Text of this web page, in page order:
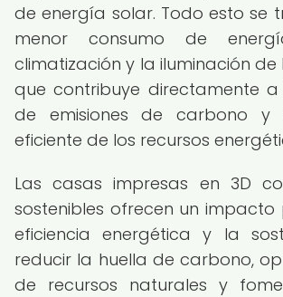
de energía solar. Todo esto se
menor consumo de
climatización y la iluminación de
que contribuye directamente
de emisiones de carbono
eficiente de los recursos
Las casas impresas en 3D
sostenibles ofrecen un impacto
eficiencia energética y la
reducir la huella de carbono,
de recursos naturales y